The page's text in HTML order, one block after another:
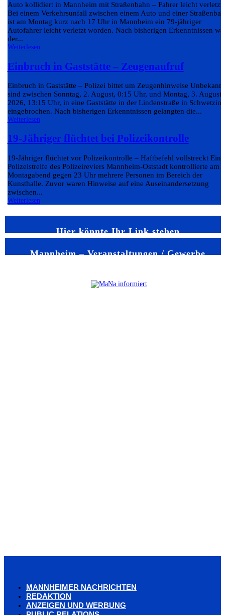
Auto kollidiert in Mannheim mit Straßenbahn – Fahrer leicht verletzt
Bei einem Verkehrsunfall zwischen einem Auto und einer
ist am Montag kurz nach 17 Uhr in Mannheim ein 79-jähriger
Autofahrer leicht verletzt worden. Nach bisherigen Erkenntnissen
der...
Weiterlesen
Einbruch in Gaststätte – Zeugenaufruf
Einbruch in Gaststätte – Polizei bittet um Zeugenhinweise
sind zwischen Sonntag, 2. August, 0:15 Uhr, und Montag, 3. August
2026, 13:15 Uhr, in eine Gaststätte in der Lindenstraße in
eingebrochen. Nach bisherigen Erkenntnissen gelangten die...
Weiterlesen
19-Jähriger flüchtet bei Polizeikontrolle
19-Jähriger flüchtet vor Polizeikontrolle – Haftbefehl vollstreckt Eine
Polizeistreife des Polizeireviers Mannheim-Oststadt kontrollierte am
Montagabend gegen 23 Uhr mehrere Personen im Bereich der
Kunsthalle. Zuvor waren Hinweise auf eine Auseinandersetzung
zwischen...
Weiterlesen
Hier könnte Ihr Link stehen
Mannheim – Veranstaltungen / Gewerbe
MANNHEIMER NACHRICHTEN
REDAKTION
ANZEIGEN UND WERBUNG